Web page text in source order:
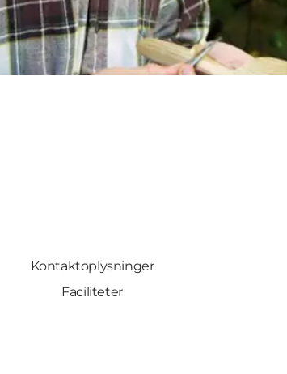
Kontaktoplysninger
Faciliteter